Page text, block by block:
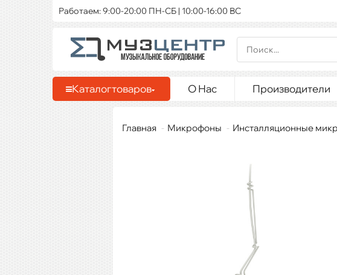
Работаем: 9:00-20:00 ПН-СБ | 10:00-16:00 ВС
Каталогтоваров О Нас Производители
Главная Микрофоны Инсталляционные